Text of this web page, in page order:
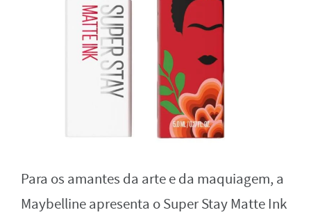
Para os amantes da arte e da maquiagem, a
Maybelline apresenta o Super Stay Matte Ink